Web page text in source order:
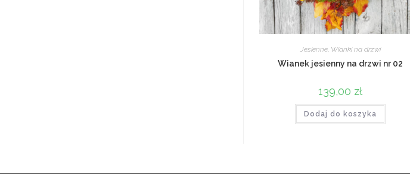
Jesienne, Wianki na drzwi
Wianek jesienny na drzwi nr 02
139,00 zł
Dodaj do koszyka